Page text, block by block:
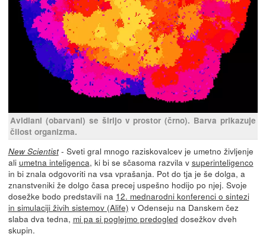
Avidiani (obarvani) se širijo v prostor (črno). Barva prikazuje
čilost organizma.
New Scientist- Sveti gral mnogo raziskovalcev je umetno življenje
ali umetna inteligenca, ki bi se sčasoma razvila v superinteligenco
in bi znala odgovoriti na vsa vprašanja. Pot do tja je še dolga, a
znanstveniki že dolgo časa precej uspešno hodijo po njej. Svoje
dosežke bodo predstavili na 12. mednarodni konferenci o sintezi
in simulaciji živih sistemov (Alife) v Odenseju na Danskem čez
slaba dva tedna, mi pa si poglejmo predogled dosežkov dveh
skupin.